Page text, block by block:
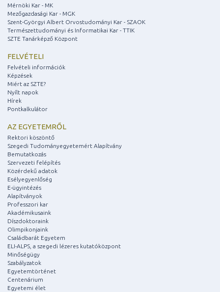
Mérnöki Kar - MK
Mezőgazdasági Kar - MGK
Szent-Györgyi Albert Orvostudományi Kar - SZAOK
Természettudományi és Informatikai Kar - TTIK
SZTE Tanárképző Központ
FELVÉTELI
Felvételi információk
Képzések
Miért az SZTE?
Nyílt napok
Hírek
Pontkalkulátor
AZ EGYETEMRŐL
Rektori köszöntő
Szegedi Tudományegyetemért Alapítvány
Bemutatkozás
Szervezeti felépítés
Közérdekű adatok
Esélyegyenlőség
E-ügyintézés
Alapítványok
Professzori kar
Akadémikusaink
Díszdoktoraink
Olimpikonjaink
Családbarát Egyetem
ELI-ALPS, a szegedi lézeres kutatóközpont
Minőségügy
Szabályzatok
Egyetemtörténet
Centenárium
Egyetemi élet